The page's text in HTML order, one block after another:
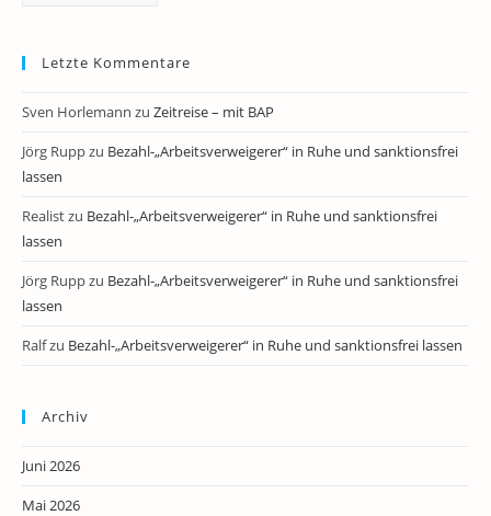
Letzte Kommentare
Sven Horlemann zu Zeitreise – mit BAP
Jörg Ruppzu Bezahl-„Arbeitsverweigerer“ in Ruhe und sanktionsfrei
lassen
Realistzu Bezahl-„Arbeitsverweigerer“ in Ruhe und sanktionsfrei
lassen
Jörg Ruppzu Bezahl-„Arbeitsverweigerer“ in Ruhe und sanktionsfrei
lassen
Ralfzu Bezahl-„Arbeitsverweigerer“ in Ruhe und sanktionsfrei lassen
Archiv
Juni 2026
Mai 2026